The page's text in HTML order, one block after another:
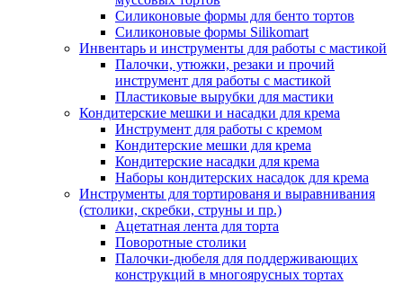
Силиконовые формы для бенто тортов
Силиконовые формы Silikomart
Инвентарь и инструменты для работы с мастикой
Палочки, утюжки, резаки и прочий
инструмент для работы с мастикой
Пластиковые вырубки для мастики
Кондитерские мешки и насадки для крема
Инструмент для работы с кремом
Кондитерские мешки для крема
Кондитерские насадки для крема
Наборы кондитерских насадок для крема
Инструменты для тортированя и выравнивания
(столики, скребки, струны и пр.)
Ацетатная лента для торта
Поворотные столики
Палочки-дюбеля для поддерживающих
конструкций в многоярусных тортах